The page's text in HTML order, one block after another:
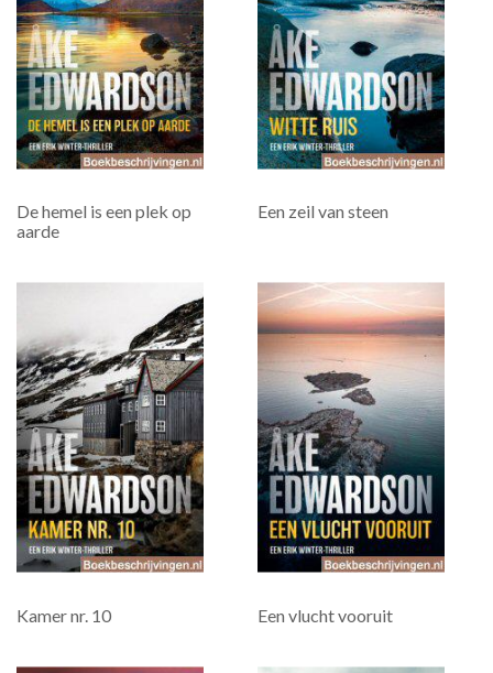
De hemel is een plek op
aarde
Een zeil van steen
Kamer nr. 10 Een vlucht vooruit